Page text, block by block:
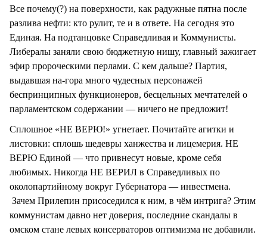
Все почему(?) на поверхности, как радужные пятна после
разлива нефти: кто рулит, те и в ответе. На сегодня это
Единая. На подтанцовке Справедливая и Коммунисты.
Либералы заняли свою бюджетную нишу, главный зажигает
эфир пророческими перлами. С кем дальше? Партия,
выдавшая на-гора много чудесных персонажей
беспринципных функционеров, бесцельных мечтателей о
парламентском содержании — ничего не предложит!
Сплошное «НЕ ВЕРЮ!» угнетает. Почитайте агитки и
листовки: сплошь шедевры ханжества и лицемерия. НЕ
ВЕРЮ Единой — что привнесут новые, кроме себя
любимых. Никогда НЕ ВЕРИЛ в Справедливых по
околопартийному вокруг Губернатора — инвестмена.
Зачем Прилепин присоседился к ним, в чём интрига? Этим
коммунистам давно нет доверия, последние скандалы в
омском стане левых консерваторов оптимизма не добавили.